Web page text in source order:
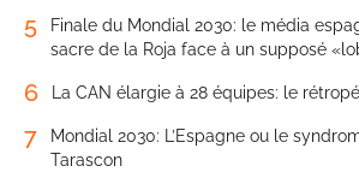
5
Finale du Mondial 2030: le média
sacre de la Roja face à un supposé
6 La CAN élargie à 28 équipes: le
7
Mondial 2030: L’Espagne ou le
Tarascon